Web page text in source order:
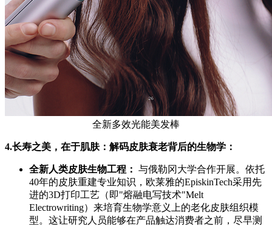
全新多效光能美发棒
4.长寿之美，在于肌肤：解码皮肤衰老背后的生物学：
全新人类皮肤生物工程： 与俄勒冈大学合作开展。依托
40年的皮肤重建专业知识，欧莱雅的EpiskinTech采用先
进的3D打印工艺（即"熔融电写技术"Melt
Electrowriting）来培育生物学意义上的老化皮肤组织模
型。这让研究人员能够在产品触达消费者之前，尽早测